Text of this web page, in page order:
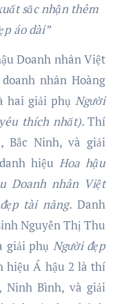
sắc nhận thêm
áo dài”
Doanh nhân Việt
nhân Hoàng
hai giải phụNgười
thích nhất).Thí
Bắc Ninh, và giải
hiệuHoa hậu
Doanh nhân Việt
p tài năng. Danh
Nguyễn Thị Thu
giải phụ Người đẹp
hiệu Á hậu 2 là thí
Ninh Bình, và giải